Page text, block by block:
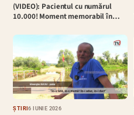
(VIDEO): Pacientul cu numărul
10.000! Moment memorabil în…
ȘTIRI6 IUNIE 2026